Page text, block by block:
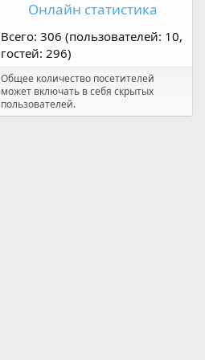
Онлайн статистика
Всего: 306 (пользователей: 10,
гостей: 296)
Общее количество посетителей
может включать в себя скрытых
пользователей.